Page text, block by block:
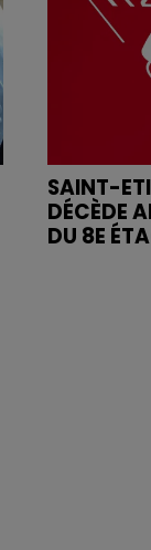
SAINT-
DÉCÈDE
DU 8E